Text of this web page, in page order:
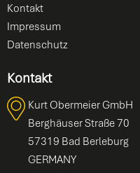
Kontakt
Impressum
Datenschutz
Kontakt
Kurt Obermeier GmbH
Berghäuser Straße 70
57319 Bad Berleburg
GERMANY